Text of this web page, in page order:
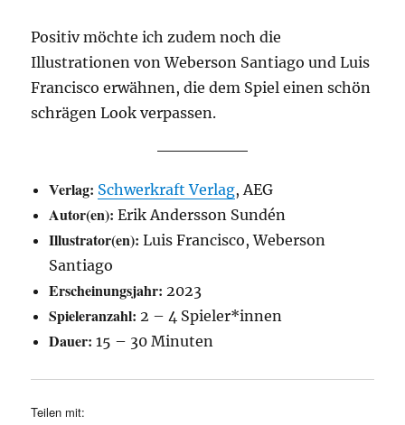
Positiv möchte ich zudem noch die
Illustrationen von Weberson Santiago und Luis
Francisco erwähnen, die dem Spiel einen schön
schrägen Look verpassen.
Verlag: Schwerkraft Verlag, AEG
Autor(en): Erik Andersson Sundén
Illustrator(en): Luis Francisco, Weberson
Santiago
Erscheinungsjahr: 2023
Spieleranzahl: 2 – 4 Spieler*innen
Dauer: 15 – 30 Minuten
Teilen mit: